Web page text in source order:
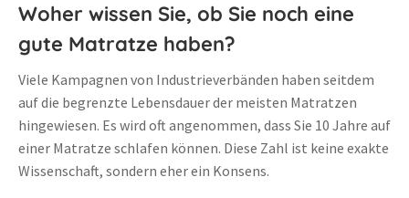
Woher wissen Sie, ob Sie noch eine
gute Matratze haben?
Viele Kampagnen von Industrieverbänden haben seitdem
auf die begrenzte Lebensdauer der meisten Matratzen
hingewiesen. Es wird oft angenommen, dass Sie 10 Jahre auf
einer Matratze schlafen können. Diese Zahl ist keine exakte
Wissenschaft, sondern eher ein Konsens.